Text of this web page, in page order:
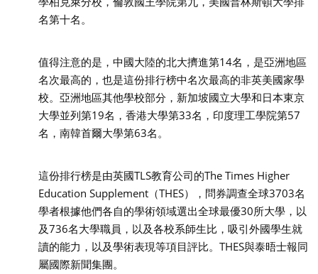
名第十名。
值得注意的是，中國大陸的北大擠進第14名，是亞洲地區
名次最高的，也是這份排行榜中名次最高的非英美國家學
校。亞洲地區其他學校部分，新加坡國立大學和日本東京
大學並列第19名，香港大學第33名，印度理工學院第57
名，南韓首爾大學第63名。
這份排行榜是由英國TLS教育公司的The Times Higher
Education Supplement（THES），問券調查全球3703名
學者根據他們各自的學術領域選出全球最優30所大學，以
及736名大學職員，以及各校系師生比，吸引外國學生就
讀的能力，以及學術表現等項目評比。THES與泰晤士報同
屬國際新聞集團。